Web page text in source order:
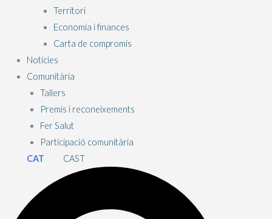
Territori
Economia i finances
Carta de compromís
Notícies
Comunitària
Tallers
Premis i reconeixements
Fer Salut
Participació comunitària
CAT
CAST